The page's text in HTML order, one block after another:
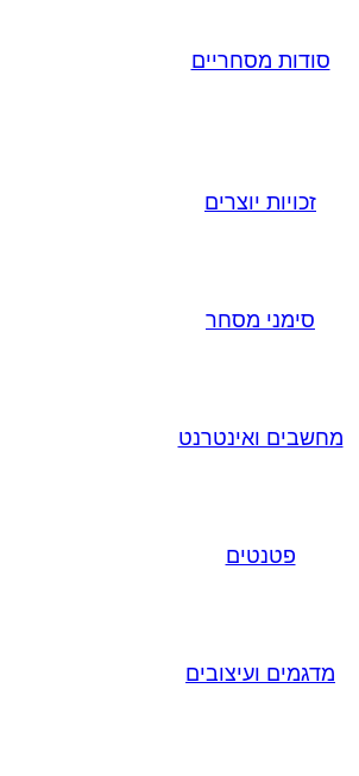
סודות מסחריים
זכויות יוצרים
סימני מסחר
מחשבים ואינטרנט
פטנטים
מדגמים ועיצובים